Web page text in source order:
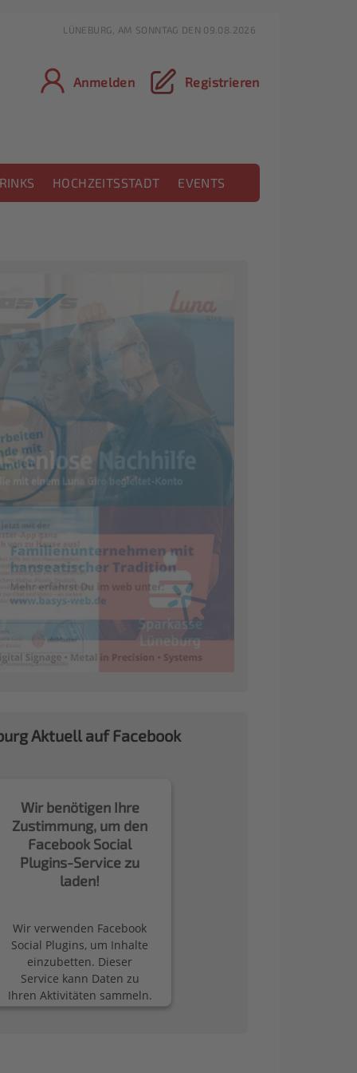
Anmelden Registrieren
HOCHZEITSSTADT EVENTS
LÜNEBURG, AM SONNTAG DEN 09.08.2026
Aktuell auf Facebook
Wir benötigen Ihre
Zustimmung, um den
Facebook Social
Plugins-Service zu
laden!
Wir verwenden Facebook
Social Plugins, um Inhalte
einzubetten. Dieser
Service kann Daten zu
Ihren Aktivitäten sammeln.
Bitte lesen Sie die Details